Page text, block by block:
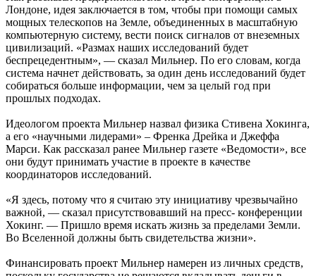
Лондоне, идея заключается в том, чтобы при помощи самых
мощных телескопов на Земле, объединенных в масштабную
компьютерную систему, вести поиск сигналов от внеземных
цивилизаций. «Размах наших исследований будет
беспрецедентным», — сказал Мильнер. По его словам, когда
система начнет действовать, за один день исследований будет
собираться больше информации, чем за целый год при
прошлых подходах.
Идеологом проекта Мильнер назвал физика Стивена Хокинга,
а его «научными лидерами» – Френка Дрейка и Джеффа
Марси. Как рассказал ранее Мильнер газете «Ведомости», все
они будут принимать участие в проекте в качестве
координаторов исследований.
«Я здесь, потому что я считаю эту инициативу чрезвычайно
важной, — сказал присутствовавший на пресс- конференции
Хокинг. — Пришло время искать жизнь за пределами Земли.
Во Вселенной должны быть свидетельства жизни».
Финансировать проект Мильнер намерен из личных средств,